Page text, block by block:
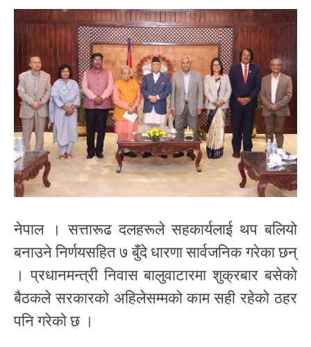
नेपाल । सत्तारूढ दलहरूले सहकार्यलाई थप बलियो
बनाउने निर्णयसहित ७ बुँदे धारणा सार्वजनिक गरेका छन्
। प्रधानमन्त्री निवास बालुवाटारमा शुक्रबार बसेको
बैठकले सरकारको अहिलेसम्मको काम सही रहेको ठहर
पनि गरेको छ ।